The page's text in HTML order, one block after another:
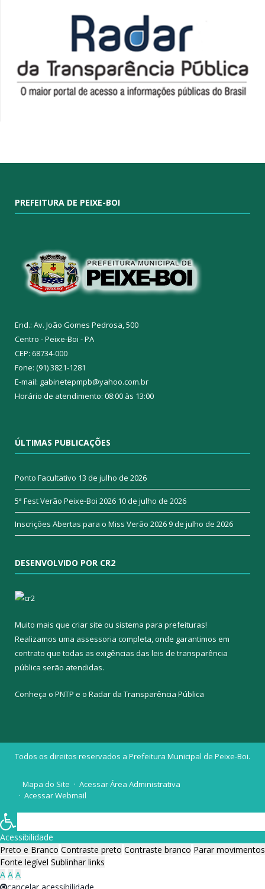
PREFEITURA DE PEIXE-BOI
End.: Av. João Gomes Pedrosa, 500
Centro - Peixe-Boi - PA
CEP: 68734-000
Fone: (91) 3821-1281
E-mail: gabinetepmpb@yahoo.com.br
Horário de atendimento: 08:00 às 13:00
ÚLTIMAS PUBLICAÇÕES
Ponto Facultativo 13 de julho de 2026
5ª Fest Verão Peixe-Boi 2026 10 de julho de 2026
Inscrições Abertas para o Miss Verão 20269 de julho de 2026
DESENVOLVIDO POR CR2
Muito mais que criar site ou sistema para prefeituras!
Realizamos uma assessoria completa, onde garantimos em
contrato que todas as exigências das leis de transparência
pública serão atendidas.
Conheça o PNTP e o Radar da Transparência Pública
Todos os direitos reservados a Prefeitura Municipal de Peixe-Boi.
Mapa do Site
Acessar Área Administrativa
Acessar Webmail
Acessibilidade
Preto e Branco Contraste preto Contraste branco Parar movimentos
Fonte legível Sublinhar links
A A A